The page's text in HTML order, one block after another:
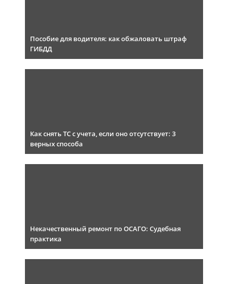
Пособие для водителя: как обжаловать штраф
ГИБДД
Как снять ТС с учета, если оно отсутствует: 3
верных способа
Некачественный ремонт по ОСАГО: Судебная
практика